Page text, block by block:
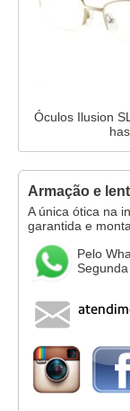
Óculos Ilusion
Armação e
A única ótica na
garantida e
Pelo